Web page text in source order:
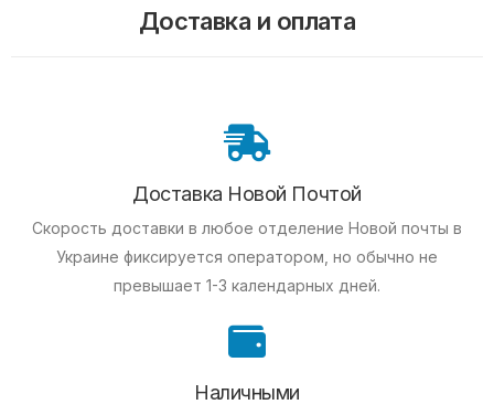
Доставка и оплата
Доставка Новой Почтой
Скорость доставки в любое отделение Новой почты в
Украине фиксируется оператором, но обычно не
превышает 1-3 календарных дней.
Наличными